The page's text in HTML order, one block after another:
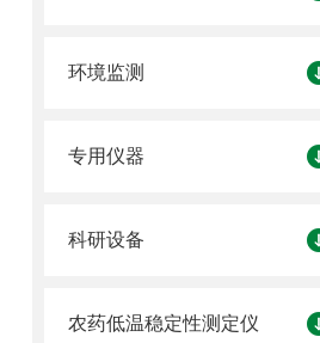
环境监测
专用仪器
科研设备
农药低温稳定性测定仪